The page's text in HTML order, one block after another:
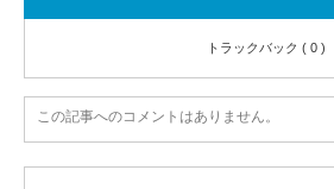
トラックバック ( 0 )
この記事へのコメントはありません。